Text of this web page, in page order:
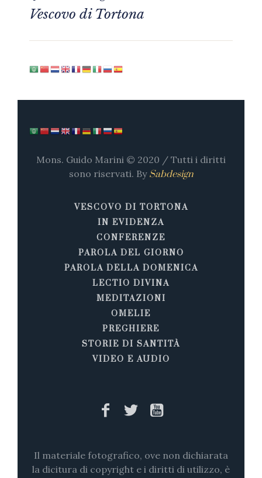
Vescovo di Tortona
Mons. Guido Marini © 2020 / Tutti i diritti
sono riservati. By Sabdesign
VESCOVO DI TORTONA
IN EVIDENZA
CONFERENZE
PAROLA DEL GIORNO
PAROLA DELLA DOMENICA
LECTIO DIVINA
MEDITAZIONI
OMELIE
PREGHIERE
STORIE DI SANTITÀ
VIDEO E AUDIO
Il materiale fotografico, ove non dichiarata
la dicitura di copyright e i diritti di utilizzo, è